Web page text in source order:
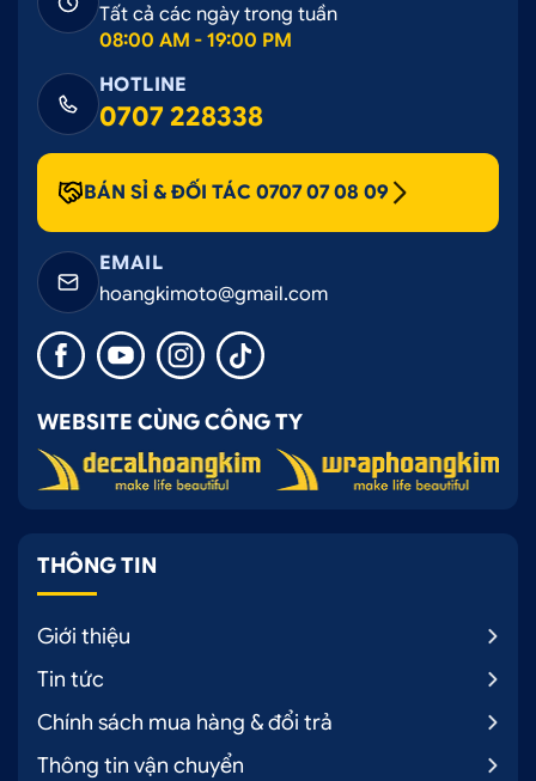
Tất cả các ngày trong tuần
08:00 AM - 19:00 PM
HOTLINE
0707 228338
BÁN SỈ & ĐỐI TÁC 0707 07 08 09
EMAIL
hoangkimoto@gmail.com
WEBSITE CÙNG CÔNG TY
THÔNG TIN
Giới thiệu
Tin tức
Chính sách mua hàng & đổi trả
Thông tin vận chuyển